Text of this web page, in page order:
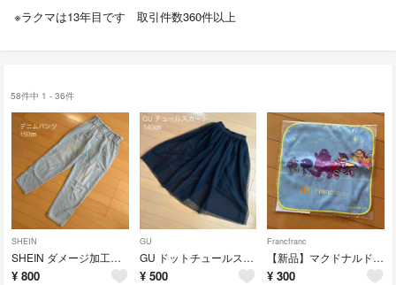
※ラクマは13年目です 取引件数360件以上
58件中 1 - 36件
SHEIN
SHEIN ダメージ加工デニムパンツ 150㎝
¥ 800
GU
GU ドットチュールスカート 140㎝
¥ 500
Francfranc
【新品】マクドナルド Francfrancハンドタオル
¥ 300